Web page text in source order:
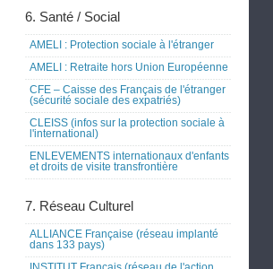
6. Santé / Social
AMELI : Protection sociale à l'étranger
AMELI : Retraite hors Union Européenne
CFE – Caisse des Français de l'étranger
(sécurité sociale des expatriés)
CLEISS (infos sur la protection sociale à
l'international)
ENLEVEMENTS internationaux d'enfants
et droits de visite transfrontière
7. Réseau Culturel
ALLIANCE Française (réseau implanté
dans 133 pays)